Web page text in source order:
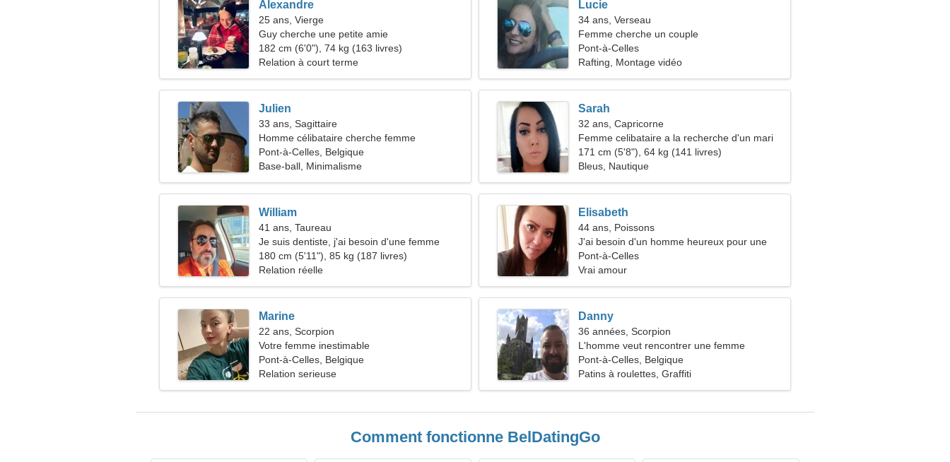
Alexandre
25 ans, Vierge
Guy cherche une petite amie
182 cm (6'0"), 74 kg (163 livres)
Relation à court terme
Lucie
34 ans, Verseau
Femme cherche un couple
Pont-à-Celles
Rafting, Montage vidéo
Julien
33 ans, Sagittaire
Homme célibataire cherche femme
Pont-à-Celles, Belgique
Base-ball, Minimalisme
Sarah
32 ans, Capricorne
Femme celibataire a la recherche d'un mari
171 cm (5'8"), 64 kg (141 livres)
Bleus, Nautique
William
41 ans, Taureau
Je suis dentiste, j'ai besoin d'une femme
sincère
180 cm (5'11"), 85 kg (187 livres)
Relation réelle
Elisabeth
44 ans, Poissons
J'ai besoin d'un homme heureux pour une
famille
Pont-à-Celles
Vrai amour
Marine
22 ans, Scorpion
Votre femme inestimable
Pont-à-Celles, Belgique
Relation serieuse
Danny
36 années, Scorpion
L'homme veut rencontrer une femme
Pont-à-Celles, Belgique
Patins à roulettes, Graffiti
Comment fonctionne BelDatingGo